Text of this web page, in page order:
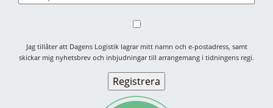
Jag tillåter att Dagens Logistik lagrar mitt namn och e-postadress, samt
skickar mig nyhetsbrev och inbjudningar till arrangemang i tidningens regi.